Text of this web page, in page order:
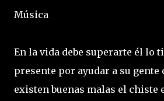
Música
En la vida debe superarte él lo
presente por ayudar a su gente
existen buenas malas el chiste